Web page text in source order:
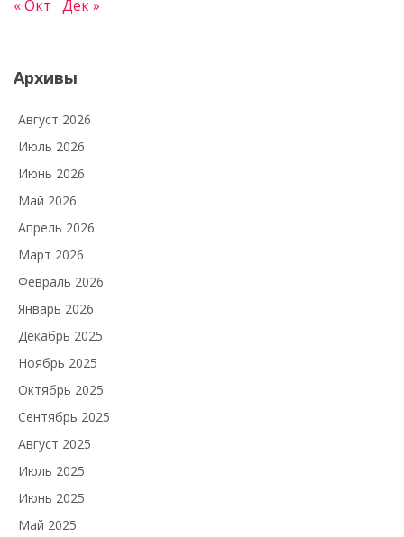
« Окт Дек »
Архивы
Август 2026
Июль 2026
Июнь 2026
Май 2026
Апрель 2026
Март 2026
Февраль 2026
Январь 2026
Декабрь 2025
Ноябрь 2025
Октябрь 2025
Сентябрь 2025
Август 2025
Июль 2025
Июнь 2025
Май 2025